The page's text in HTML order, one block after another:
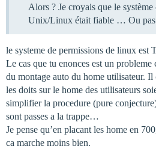
Alors ? Je croyais que le système
Unix/Linux était fiable … Ou
le systeme de permissions de linux est
Le cas que tu enonces est un
du montage auto du home utilisateur.
les doits sur le home des utilisateurs
simplifier la procedure (pure
sont passes a la trappe…
Je pense qu’en placant les home en
ca marche moins bien.